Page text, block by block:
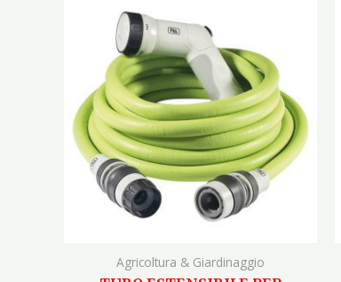
Agricoltura & Giardinaggio